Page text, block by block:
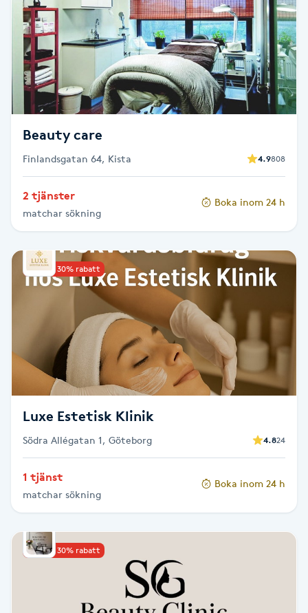
Kosmetisk tatuering
Kostrådgivning
Kroppsinpackning
Kroppspeeling
Kärlbehandling
L
Laserbehandling
LED-ljusterapi
Liktornar
LPG
LPG-behandling
LPG-massage
Luggklippning
Beauty care
Finlandsgatan 64, Kista 4.9808
2 tjänster
matchar sökning
Boka inom 24 h
Upp till 30% rabatt
Luxe Estetisk Klinik
Södra Allégatan 1, Göteborg 4.824
1 tjänst
matchar sökning
Boka inom 24 h
Upp till 30% rabatt